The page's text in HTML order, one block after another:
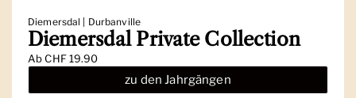
Diemersdal | Durbanville
Diemersdal Private Collection
AbCHF 19.90
zu den Jahrgängen